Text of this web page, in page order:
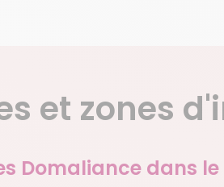
et zones
Domaliance dans le